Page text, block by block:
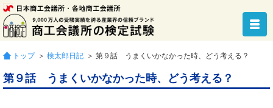
トップ ＞ 検太郎日記 ＞ 第９話 うまくいかなかった時、どう考える？
第９話 うまくいかなかった時、どう考える？